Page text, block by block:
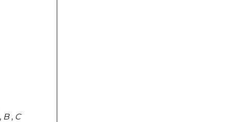
, B , C